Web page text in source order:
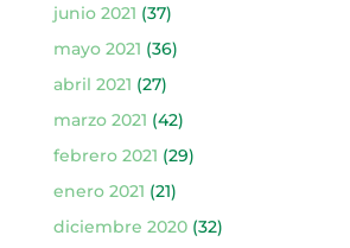
junio 2021 (37)
mayo 2021 (36)
abril 2021 (27)
marzo 2021 (42)
febrero 2021 (29)
enero 2021 (21)
diciembre 2020(32)